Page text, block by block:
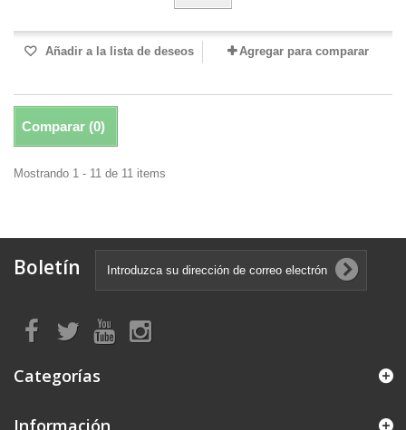
Añadir a la lista de deseos Agregar para comparar
Comparar (0)
Mostrando 1 - 11 de 11 items
Boletín
Categorías